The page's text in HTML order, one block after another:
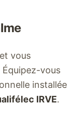
et vous
Équipez-vous
installée
IRVE.